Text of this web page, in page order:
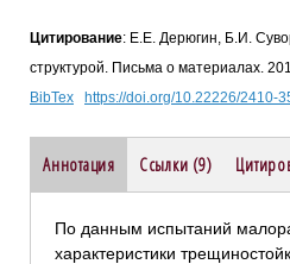
Цитирование: Е.Е. Дерюгин, Б.И.
структурой. Письма о материалах.
BibTex
https://doi.org/10.22226/2410-
Аннотация Ссылки (9)
По данным испытаний
характеристики